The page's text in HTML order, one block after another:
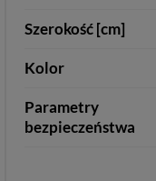
Szerokość [cm]
Kolor
Parametry
bezpieczeństwa